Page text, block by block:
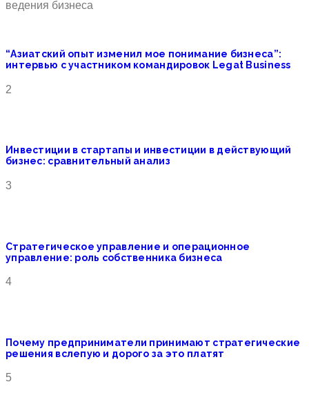
“Азиатский опыт изменил мое понимание бизнеса”:
интервью с участником командировок Legat Business
2
Инвестиции в стартапы и инвестиции в действующий
бизнес: сравнительный анализ
3
Стратегическое управление и операционное
управление: роль собственника бизнеса
4
Почему предприниматели принимают стратегические
решения вслепую и дорого за это платят
5